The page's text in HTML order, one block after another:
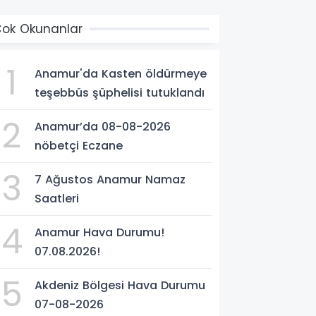
Okunanlar
1
Anamur'da Kasten öldürmeye
teşebbüs şüphelisi tutuklandı
2
Anamur’da 08-08-2026
nöbetçi Eczane
3
7 Ağustos Anamur Namaz
Saatleri
4
Anamur Hava Durumu!
07.08.2026!
5
Akdeniz Bölgesi Hava Durumu
07-08-2026